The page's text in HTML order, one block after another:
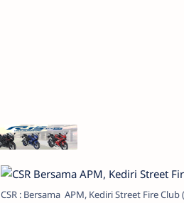
CSR : Bersama APM, Kediri Street Fire